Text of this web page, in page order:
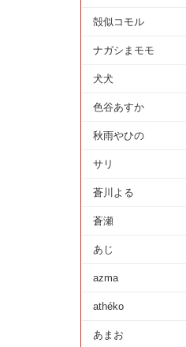
殻似コモル
ナガシまモモ
犬犬
色谷あすか
秋雨やひの
サリ
蒼川よる
蒼瀬
あじ
azma
athéko
あまお